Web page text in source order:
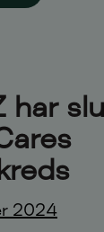
har
2024